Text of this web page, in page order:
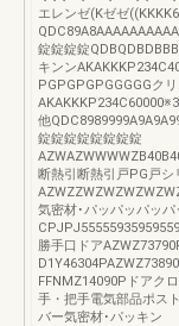
エレンゼ(Kゼゼ
錠錠錠錠
キンン
PGPGPGPGGGGGク
他
錠錠錠錠錠錠錠錠
断熱引断熱引戸PG戸
気密材･パッパッパッパ
勝手口ドア
FFNMZ14090Pドアク
手・把手電気部品ポス
バー気密材･パッキン